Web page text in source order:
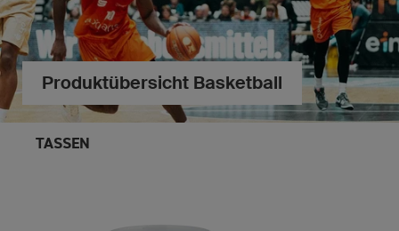
Produktübersicht Basketball
TASSEN